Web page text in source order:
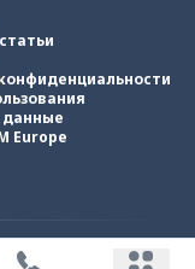
Europe
защищены